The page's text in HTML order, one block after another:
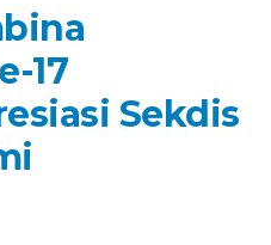
17
Sekdis